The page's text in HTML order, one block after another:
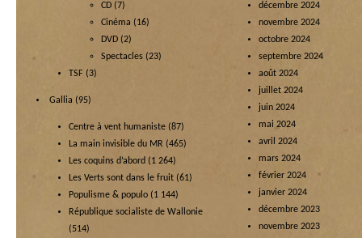
CD (7)
Cinéma (16)
DVD (2)
Spectacles (23)
TSF (3)
Gallia (95)
Centre à vent humaniste (87)
La main invisible du MR (465)
Les coquins d’abord (1 264)
Les Verts sont dans le fruit (61)
Populisme & populo (1 144)
République socialiste de Wallonie
(514)
décembre 2024
novembre 2024
octobre 2024
septembre 2024
août 2024
juillet 2024
juin 2024
mai 2024
avril 2024
mars 2024
février 2024
janvier 2024
décembre 2023
novembre 2023